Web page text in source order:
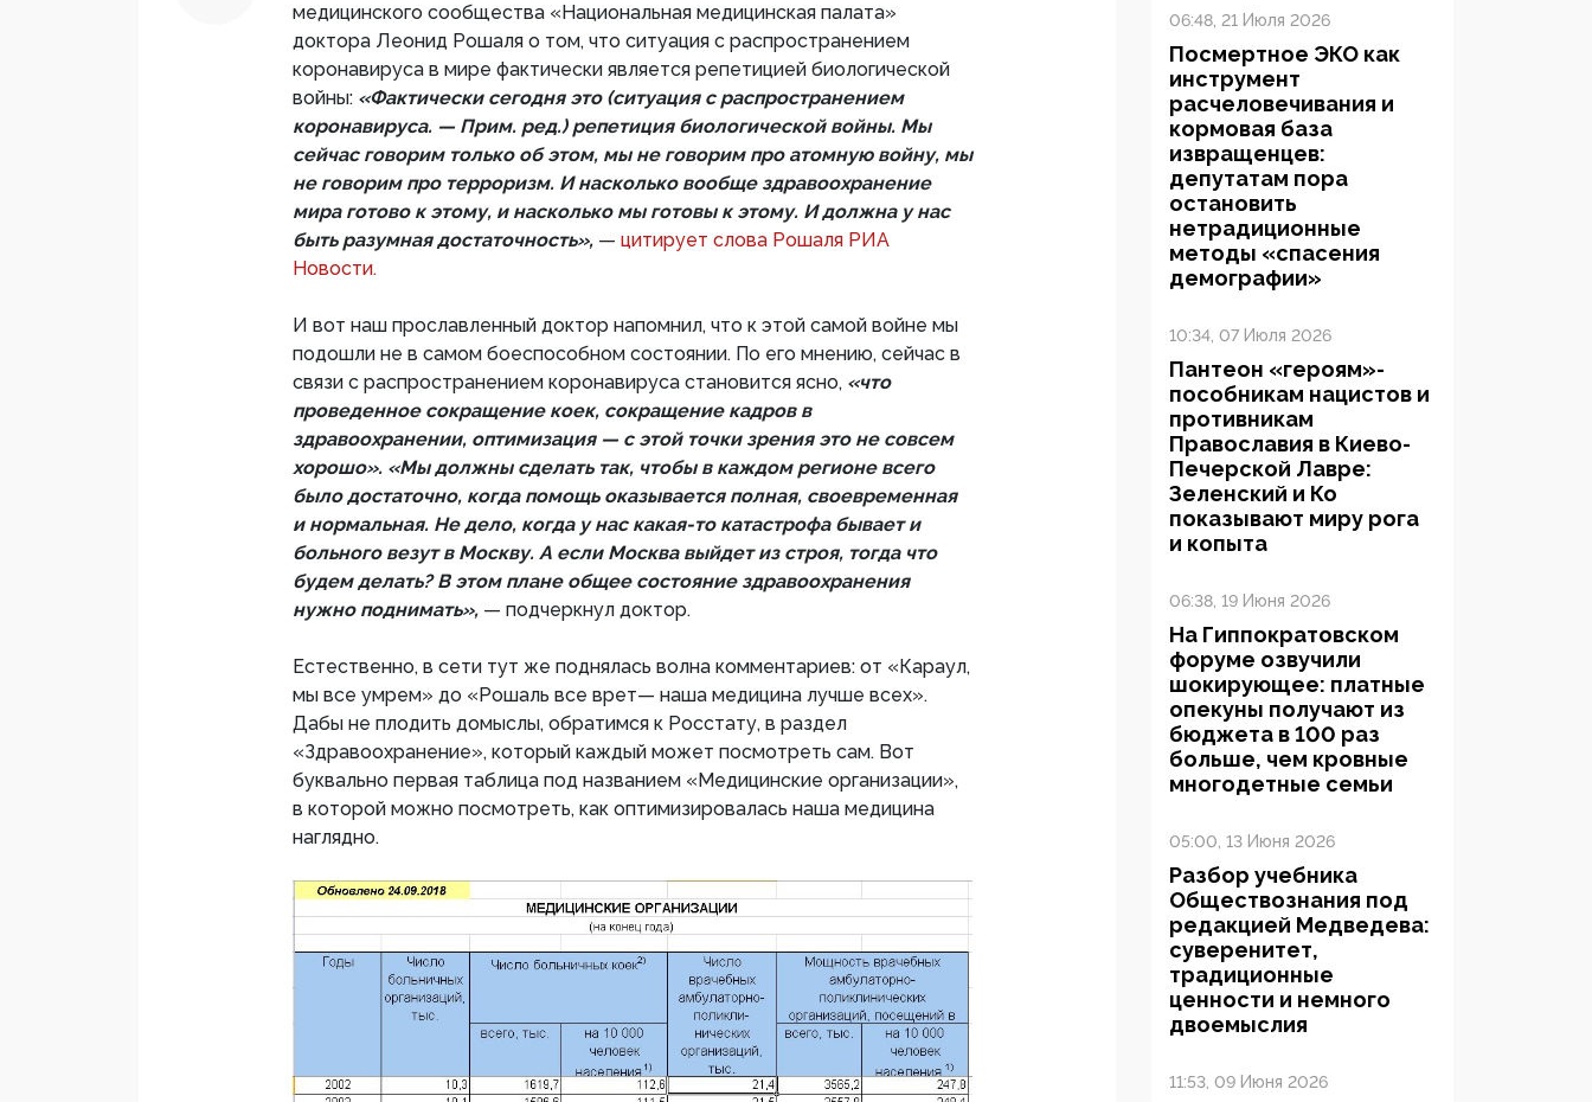
медицинского сообщества «Национальная медицинская палата»
доктора Леонид Рошаля о том, что ситуация с распространением
коронавируса в мире фактически является репетицией биологической
войны: «Фактически сегодня это (ситуация с распространением
коронавируса. — Прим. ред.) репетиция биологической войны. Мы
сейчас говорим только об этом, мы не говорим про атомную войну, мы
не говорим про терроризм. И насколько вообще здравоохранение
мира готово к этому, и насколько мы готовы к этому. И должна у нас
быть разумная достаточность», — цитирует слова Рошаля РИА
Новости.
И вот наш прославленный доктор напомнил, что к этой самой войне мы
подошли не в самом боеспособном состоянии. По его мнению, сейчас в
связи с распространением коронавируса становится ясно, «что
проведенное сокращение коек, сокращение кадров в
здравоохранении, оптимизация — с этой точки зрения это не совсем
хорошо». «Мы должны сделать так, чтобы в каждом регионе всего
было достаточно, когда помощь оказывается полная, своевременная
и нормальная. Не дело, когда у нас какая-то катастрофа бывает и
больного везут в Москву. А если Москва выйдет из строя, тогда что
будем делать? В этом плане общее состояние здравоохранения
нужно поднимать», — подчеркнул доктор.
Естественно, в сети тут же поднялась волна комментариев: от «Караул,
мы все умрем» до «Рошаль все врет— наша медицина лучше всех».
Дабы не плодить домыслы, обратимся к Росстату, в раздел
«Здравоохранение», который каждый может посмотреть сам. Вот
буквально первая таблица под названием «Медицинские организации»,
в которой можно посмотреть, как оптимизировалась наша медицина
наглядно.
06:48, 21 Июля 2026
Посмертное ЭКО как
инструмент
расчеловечивания и
кормовая база
извращенцев:
депутатам пора
остановить
нетрадиционные
методы «спасения
демографии»
10:34, 07 Июля 2026
Пантеон «героям»-
пособникам нацистов и
противникам
Православия в Киево-
Печерской Лавре:
Зеленский и Ко
показывают миру рога
и копыта
06:38, 19 Июня 2026
На Гиппократовском
форуме озвучили
шокирующее: платные
опекуны получают из
бюджета в 100 раз
больше, чем кровные
многодетные семьи
05:00, 13 Июня 2026
Разбор учебника
Обществознания под
редакцией Медведева:
суверенитет,
традиционные
ценности и немного
двоемыслия
11:53, 09 Июня 2026